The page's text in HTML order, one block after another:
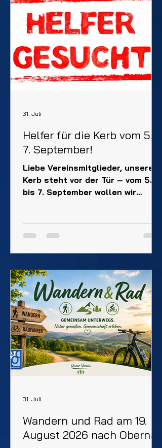
Spaß, sondern stärkt auch
Ausdauer, Kraft, Schnelligkeit
und Koordination – und das alles
Gemeinschaft. Gemeinsam
schwitzen, lachen und Erfolge
feiern – das ist Sport, wie
Helfer für die Kerb vom 5.–
7. September!
Liebe Vereinsmitglieder, unsere
Kerb steht vor der Tür – vom 5.
bis 7. September wollen wir
wir fleißige Helferinnen und
Helfer, die uns unterstützen –
Kaffee- und Kuchenverkauf sowie
beim Auf- und Abbau. ➡️ Die
geleisteten Stunden werden
selbstverständlich als
Helferstunden angerechnet.➡️
Auch Kuchenspenden sind
herzlich willkommen – ob selbst
gebacken od
31. Juli
Wandern und Rad am 19.
August 2026 nach Obernau
31. Juli